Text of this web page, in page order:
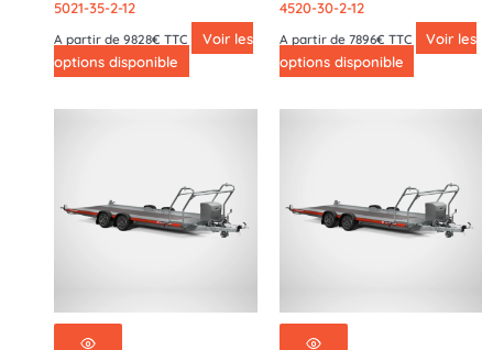
5021-35-2-12
A partir de 9828€ TTC
Voir les
options disponible
4520-30-2-12
A partir de 7896€ TTC
Voir les
options disponible